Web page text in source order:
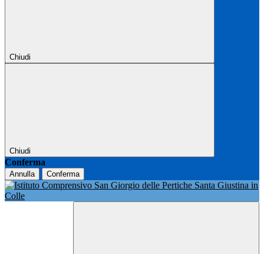
Chiudi
Chiudi
Conferma
Annulla Conferma